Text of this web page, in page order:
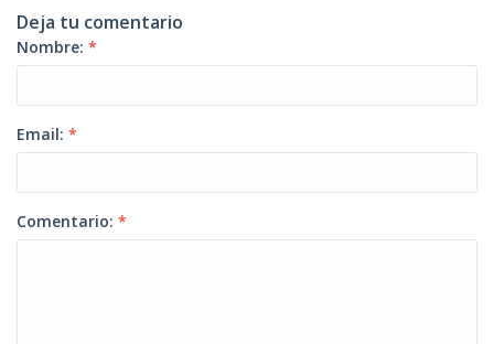
Deja tu comentario
Nombre: *
Email: *
Comentario: *